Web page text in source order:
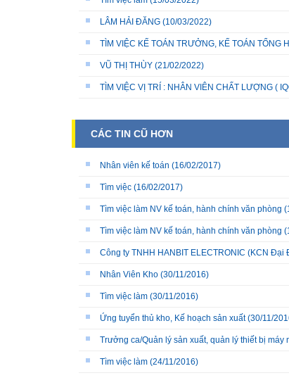
LÂM HẢI ĐĂNG (10/03/2022)
TÌM VIỆC KẾ TOÁN TRƯỞNG, KẾ TOÁN TỔNG
VŨ THỊ THÙY (21/02/2022)
TÌM VIỆC VỊ TRÍ : NHÂN VIÊN CHẤT LƯỢNG (
CÁC TIN CŨ HƠN
Nhân viên kế toán (16/02/2017)
Tìm việc (16/02/2017)
Tìm việc làm NV kế toán, hành chính văn phòng
Tìm việc làm NV kế toán, hành chính văn phòng
Công ty TNHH HANBIT ELECTRONIC (KCN
Nhân Viên Kho (30/11/2016)
Tìm việc làm (30/11/2016)
Ứng tuyển thủ kho, Kế hoạch sản xuất(30/11/
Trưởng ca/Quản lý sản xuất, quản lý thiết bị máy
Tìm việc làm (24/11/2016)